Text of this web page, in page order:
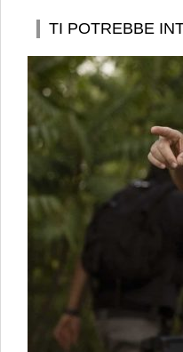
TI POTREBBE